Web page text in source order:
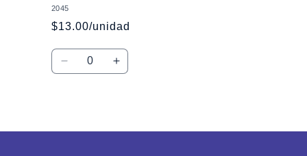
2045
$13.00/unidad
Cantidad
Reducir
Aumentar